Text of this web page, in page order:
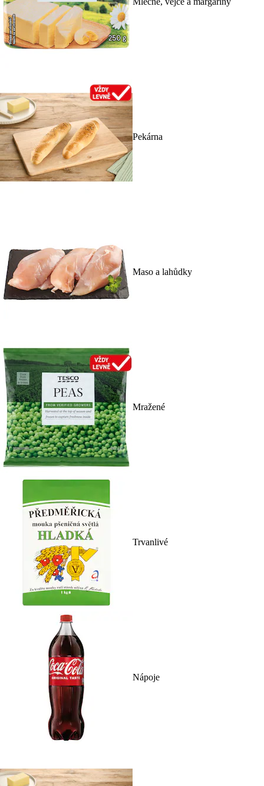
Pekárna
Maso a lahůdky
Mražené
Trvanlivé
Nápoje